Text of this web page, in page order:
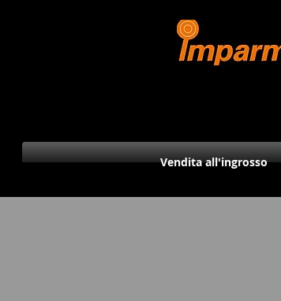
Vendita all'ingrosso